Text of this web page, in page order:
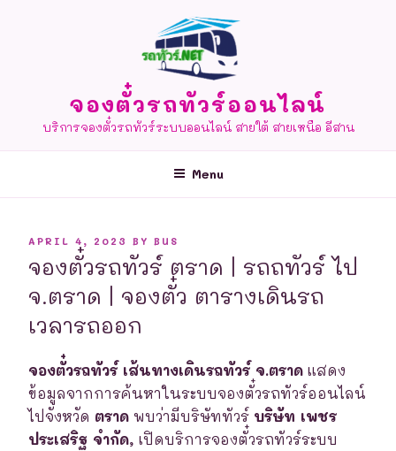
จองตั๋วรถทัวร์ออนไลน์
บริการจองตั๋วรถทัวร์ระบบออนไลน์ สายใต้ สายเหนือ อีสาน
Menu
POSTED
APRIL 4, 2023 BY BUS
จองตั๋วรถทัวร์ ตราด | รถถทัวร์ ไป
จ.ตราด | จองตั๋ว ตารางเดินรถ
เวลารถออก
จองตั๋วรถทัวร์ เส้นทางเดินรถทัวร์ จ.ตราด แสดง
ข้อมูลจากการค้นหาในระบบจองตั๋วรถทัวร์ออนไลน์
ไปจังหวัด ตราด พบว่ามีบริษัททัวร์ บริษัท เพชร
ประเสริฐ จำกัด, เปิดบริการจองตั๋วรถทัวร์ระบบ